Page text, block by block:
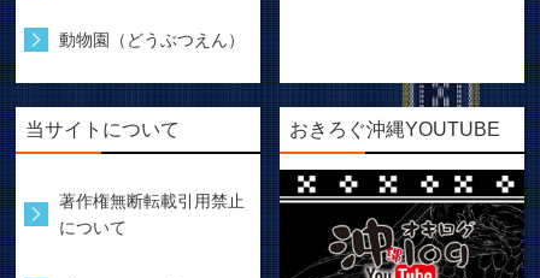
動物園（どうぶつえん）
当サイトについて
著作権無断転載引用禁止
について
おきろぐ沖縄YOUTUBE